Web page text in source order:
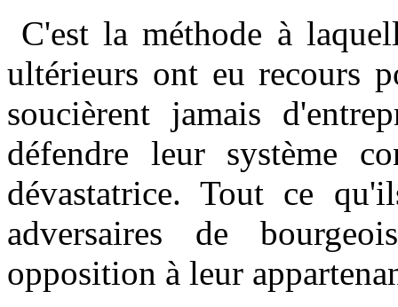
C'est la méthode à
ultérieurs ont eu recours
soucièrent jamais
défendre leur système
dévastatrice. Tout ce
adversaires de
opposition à leur